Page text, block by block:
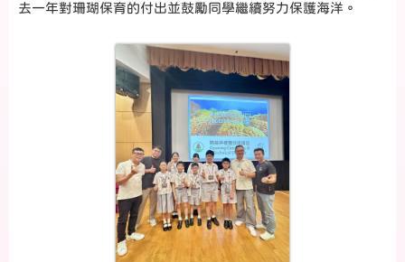
去一年對珊瑚保育的付出並鼓勵同學繼續努力保護海洋。